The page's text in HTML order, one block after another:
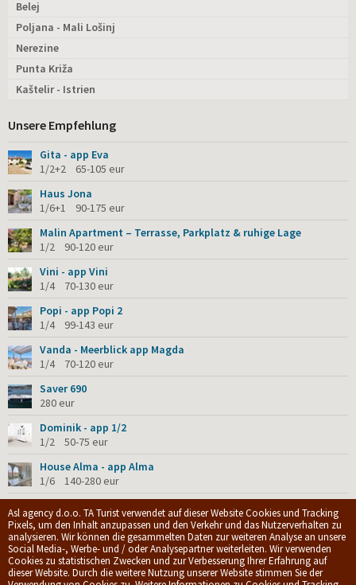
Asl agency d.o.o. TA Turist verwendet auf dieser Website Cookies und Tracking
Pixels, um den Inhalt anzupassen und den Verkehr und das Nutzerverhalten zu
analysieren. Wir können die gesammelten Daten zur weiteren Analyse an unsere
Social Media-, Werbe- und / oder Analysepartner weiterleiten. Wir verwenden
Cookies zu statistischen Zwecken und zur Verbesserung Ihrer Erfahrung auf
dieser Website. Durch die weitere Nutzung unserer Website stimmen Sie der
Belej
Poljana - Mali Lošinj
Nerezine
Punta Križa
Kaštelir - Istrien
Unsere Empfehlung
Gita - app Eva
1/2+2 65-105 eur
Haus Jona
1/6+1 90-175 eur
Malin Apartment – ​​Terrasse, Parkplatz & ruhige Lage
1/2 90-120 eur
Vini - app Vini
1/4 70-130 eur
Popi - app Popi 2
1/4 99-143 eur
Vanda - Meerblick app Magda
1/4 70-120 eur
Saver 690
280 eur
Dominik - app 1/2
1/2 50-75 eur
House Alma - app Alma
1/6 140-280 eur
House Valdarke
1/4+2 195-470 eur
© 2009-2026.ASL Agency d.o.o.|Privacy policy|Allgemeine
Geschäftsbedingungen